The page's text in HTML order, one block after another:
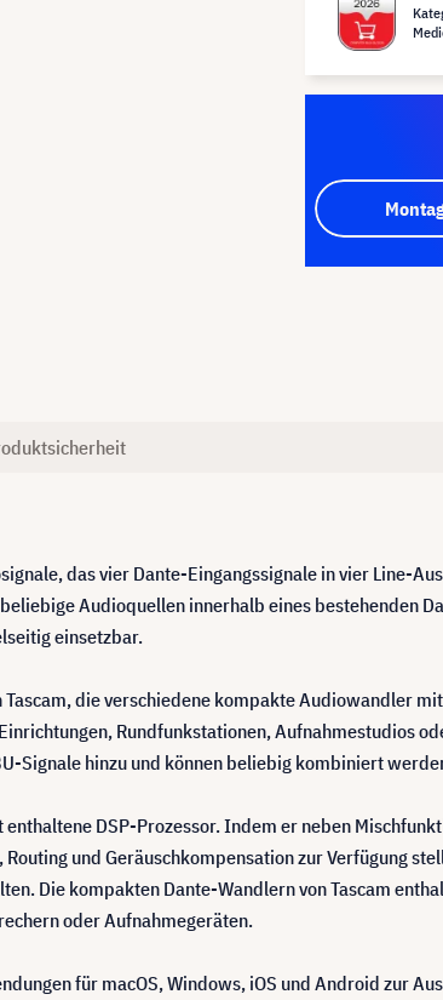
das vier Dante-Eingangssignale in vier Line-
Audioquellen innerhalb eines bestehenden
einsetzbar.
Tascam, die verschiedene kompakte Audiowandler
Rundfunkstationen, Aufnahmestudios
Signale hinzu und können beliebig kombiniert
DSP-Prozessor. Indem er neben
und Geräuschkompensation zur Verfügung
Die kompakten Dante-Wandlern von Tascam
oder Aufnahmegeräten.
für macOS, Windows, iOS und Android zur